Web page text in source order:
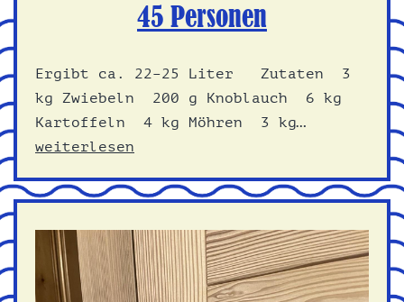
45 Personen
Ergibt ca. 22–25 Liter Zutaten 3
kg Zwiebeln 200 g Knoblauch 6 kg
Kartoffeln 4 kg Möhren 3 kg…Klassischer
Personen
weiterlesen